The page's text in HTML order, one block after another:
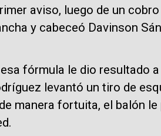
aviso, luego de un
y cabeceó Davinson
esa fórmula le dio resultado
levantó un tiro de
manera fortuita, el balón